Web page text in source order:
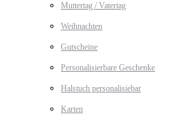
Muttertag / Vatertag
Weihnachten
Gutscheine
Personalisierbare Geschenke
Halstuch personalisiebar
Karten